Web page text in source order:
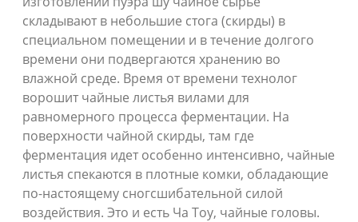
складывают в небольшие стога (скирды) в
специальном помещении и в течение долгого
времени они подвергаются хранению во
влажной среде. Время от времени технолог
ворошит чайные листья вилами для
равномерного процесса ферментации. На
поверхности чайной скирды, там где
ферментация идет особенно интенсивно, чайные
листья спекаются в плотные комки, обладающие
по-настоящему сногсшибательной силой
воздействия. Это и есть Ча Тоу, чайные головы.